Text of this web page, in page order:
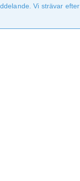
Vi strävar efter